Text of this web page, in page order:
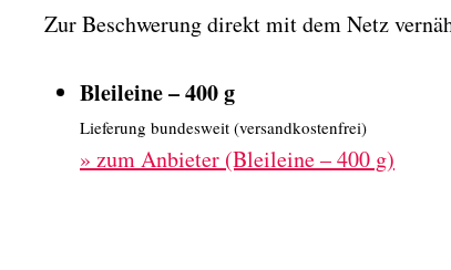
Zur Beschwerung direkt mit dem Netz
Bleileine – 400 g
Lieferung bundesweit (versandkostenfrei)
» zum Anbieter (Bleileine – 400 g)